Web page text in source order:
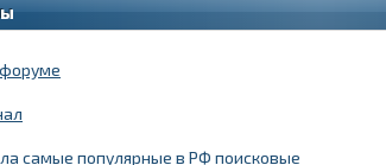
самые популярные в РФ поисковые